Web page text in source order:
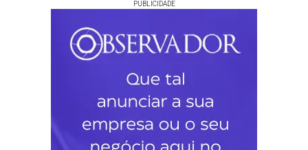
PUBLICIDADE